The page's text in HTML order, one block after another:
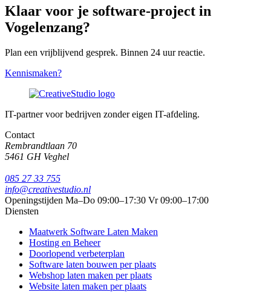
Klaar voor je software-project in
Vogelenzang?
Plan een vrijblijvend gesprek. Binnen 24 uur reactie.
Kennismaken?
IT-partner voor bedrijven zonder eigen IT-afdeling.
Contact
Rembrandtlaan 70
5461 GH Veghel
085 27 33 755
info@creativestudio.nl
Openingstijden Ma–Do 09:00–17:30 Vr 09:00–17:00
Diensten
Maatwerk Software Laten Maken
Hosting en Beheer
Doorlopend verbeterplan
Software laten bouwen per plaats
Webshop laten maken per plaats
Website laten maken per plaats